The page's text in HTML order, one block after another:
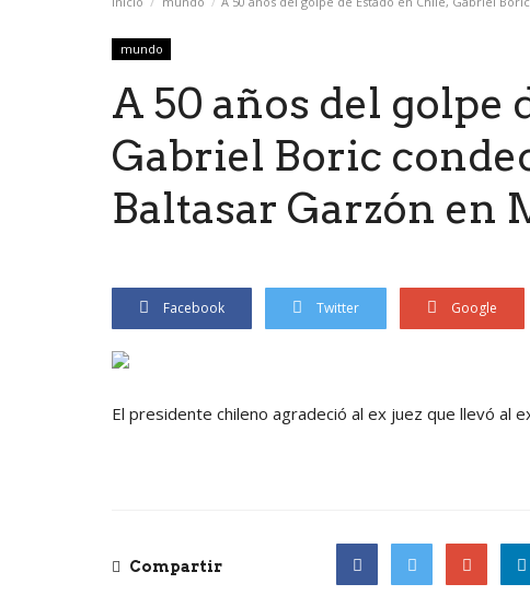
mundo
A 50 años del golpe
Gabriel Boric
Baltasar Garzón en
Facebook Twitter Google
El presidente chileno agradeció al ex juez que llevó al
Compartir